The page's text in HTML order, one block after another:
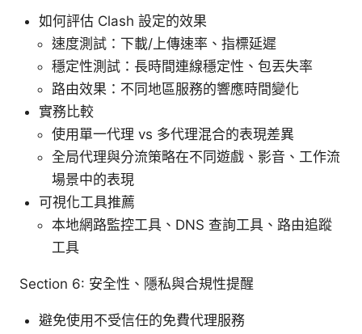
如何評估 Clash 設定的效果
速度測試：下載/上傳速率、指標延遲
穩定性測試：長時間連線穩定性、包丟失率
路由效果：不同地區服務的響應時間變化
實務比較
使用單一代理 vs 多代理混合的表現差異
全局代理與分流策略在不同遊戲、影音、工作流
場景中的表現
可視化工具推薦
本地網路監控工具、DNS 查詢工具、路由追蹤
工具
Section 6: 安全性、隱私與合規性提醒
避免使用不受信任的免費代理服務